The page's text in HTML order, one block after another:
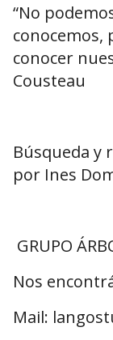
“No
conocemos,
conocer
Cousteau
Búsqueda y
por Ines
GRUPO
Nos
Mail: